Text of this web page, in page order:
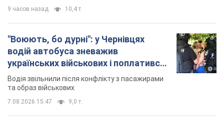
9 часов назад 10,4 т.
"Воюють, бо дурні": у Чернівцях
водій автобуса зневажив
українських військових і поплатився.
Відео
Водія звільнили після конфлікту з пасажирами
та образ військових
7.08.2026 15:47 9,0 т.